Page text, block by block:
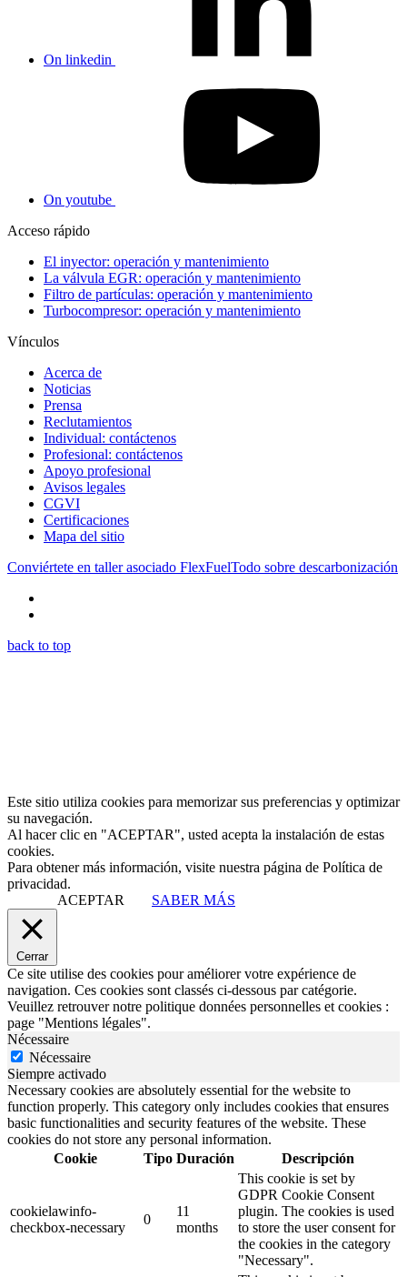
On linkedin
On youtube
Acceso rápido
El inyector: operación y mantenimiento
La válvula EGR: operación y mantenimiento
Filtro de partículas: operación y mantenimiento
Turbocompresor: operación y mantenimiento
Vínculos
Acerca de
Noticias
Prensa
Reclutamientos
Individual: contáctenos
Profesional: contáctenos
Apoyo profesional
Avisos legales
CGVI
Certificaciones
Mapa del sitio
Conviértete en taller asociado FlexFuelTodo sobre descarbonización
back to top
Este sitio utiliza cookies para memorizar sus preferencias y optimizar
su navegación.
Al hacer clic en "ACEPTAR", usted acepta la instalación de estas
cookies.
Para obtener más información, visite nuestra página de Política de
privacidad.
ACEPTAR
SABER MÁS
Cerrar
Ce site utilise des cookies pour améliorer votre expérience de
navigation. Ces cookies sont classés ci-dessous par catégorie.
Veuillez retrouver notre politique données personnelles et cookies :
page "Mentions légales".
Nécessaire
Nécessaire
Siempre activado
Necessary cookies are absolutely essential for the website to
function properly. This category only includes cookies that ensures
basic functionalities and security features of the website. These
cookies do not store any personal information.
Cookie
Tipo Duración Descripción
cookielawinfo-
checkbox-necessary
0
11
months
This cookie is set by
GDPR Cookie Consent
plugin. The cookies is used
to store the user consent for
the cookies in the category
"Necessary".